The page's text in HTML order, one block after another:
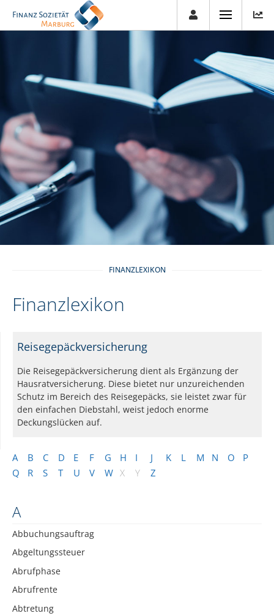
FINANZLEXIKON
Finanzlexikon
A B C D E F G H I J K L M N O
P
Q
R S T U V W X Y Z
A
Abbuchungsauftrag
Abgeltungssteuer
Abrufphase
Abrufrente
Abtretung
Reisegepäckversicherung
Die Reisegepäckversicherung dient als Ergänzung der
Hausratversicherung. Diese bietet nur unzureichenden
Schutz im Bereich des Reisegepäcks, sie leistet zwar für
den einfachen Diebstahl, weist jedoch enorme
Deckungslücken auf.